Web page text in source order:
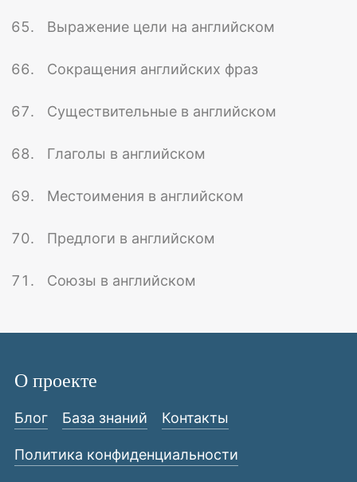
Выражение цели на английском
Сокращения английских фраз
Существительные в английском
Глаголы в английском
Местоимения в английском
Предлоги в английском
Союзы в английском
О проекте
Блог База знаний Контакты
Политика конфиденциальности